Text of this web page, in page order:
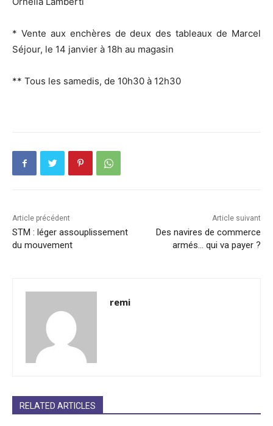
* Vente aux enchères de deux des tableaux de Marcel
Séjour, le 14 janvier à 18h au magasin
** Tous les samedis, de 10h30 à 12h30
Article précédent
STM : léger assouplissement
du mouvement
Article suivant
Des navires de commerce
armés… qui va payer ?
remi
RELATED ARTICLES